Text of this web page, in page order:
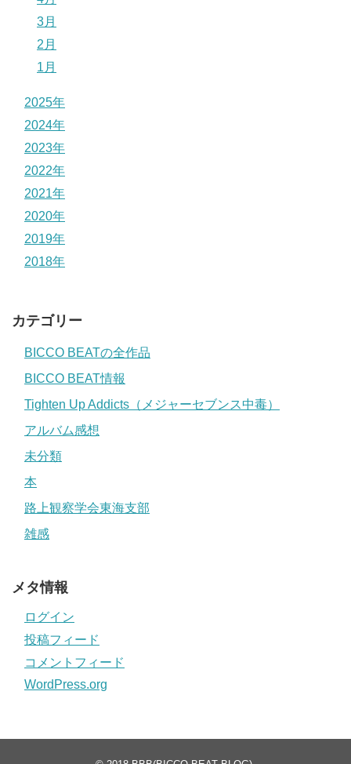
3月
2月
1月
2025年
2024年
2023年
2022年
2021年
2020年
2019年
2018年
カテゴリー
BICCO BEATの全作品
BICCO BEAT情報
Tighten Up Addicts（メジャーセブンス中毒）
アルバム感想
未分類
本
路上観察学会東海支部
雑感
メタ情報
ログイン
投稿フィード
コメントフィード
WordPress.org